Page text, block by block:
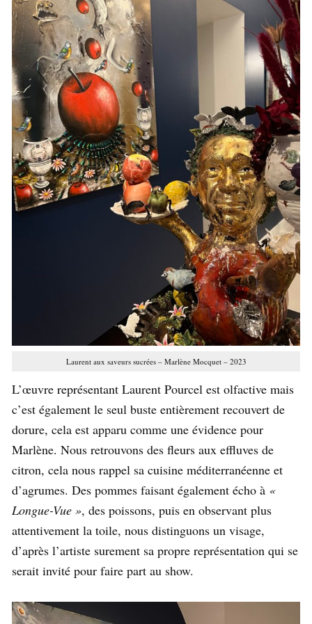
Laurent aux saveurs sucrées – Marlène Mocquet – 2023
L’œuvre représentant Laurent Pourcel est olfactive mais
c’est également le seul buste entièrement recouvert de
dorure, cela est apparu comme une évidence pour
Marlène. Nous retrouvons des fleurs aux effluves de
citron, cela nous rappel sa cuisine méditerranéenne et
d’agrumes. Des pommes faisant également écho à «
Longue-Vue », des poissons, puis en observant plus
attentivement la toile, nous distinguons un visage,
d’après l’artiste surement sa propre représentation qui se
serait invité pour faire part au show.